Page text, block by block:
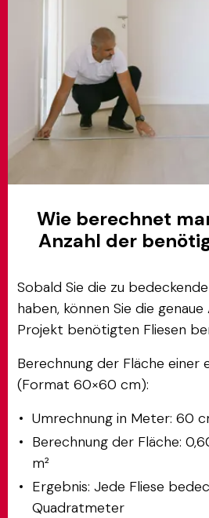
Wie berechnet
Anzahl der
Sobald Sie die zu
haben, können Sie die
Projekt benötigten Fliesen
Berechnung der Fläche einer
(Format 60×60 cm):
Umrechnung in Meter: 60
Berechnung der Fläche:
m²
Ergebnis: Jede Fliese
Quadratmeter